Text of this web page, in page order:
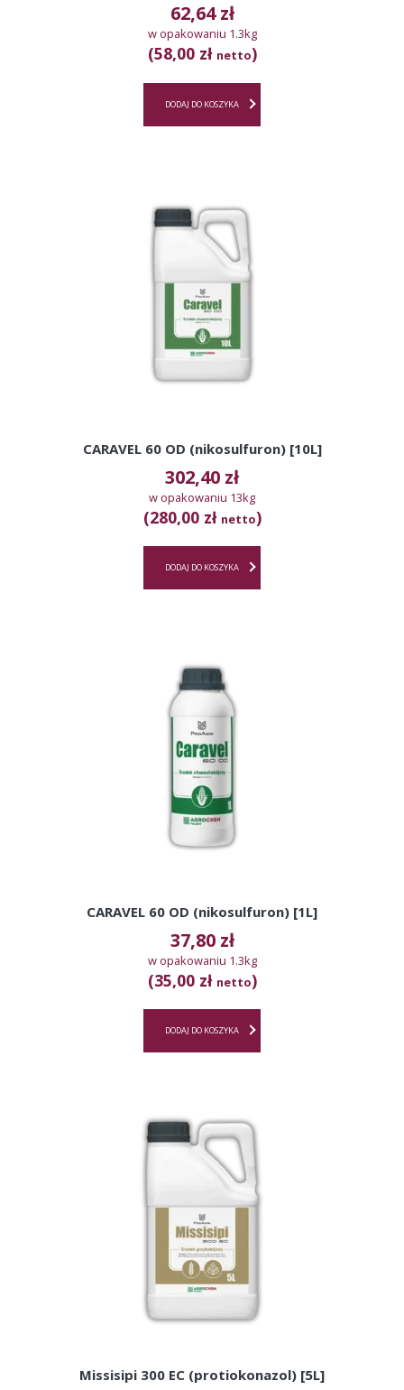
62,64zł
w opakowaniu 1.3kg
(58,00 zł netto)
DODAJ DO KOSZYKA
CARAVEL 60 OD (nikosulfuron) [10L]
302,40 zł
w opakowaniu 13kg
(280,00 zł netto)
DODAJ DO KOSZYKA
CARAVEL 60 OD (nikosulfuron) [1L]
37,80 zł
w opakowaniu 1.3kg
(35,00 zł netto)
DODAJ DO KOSZYKA
Missisipi 300 EC (protiokonazol) [5L]